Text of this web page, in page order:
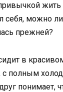
жить
можно
прежней?
в
с полным
понимает,